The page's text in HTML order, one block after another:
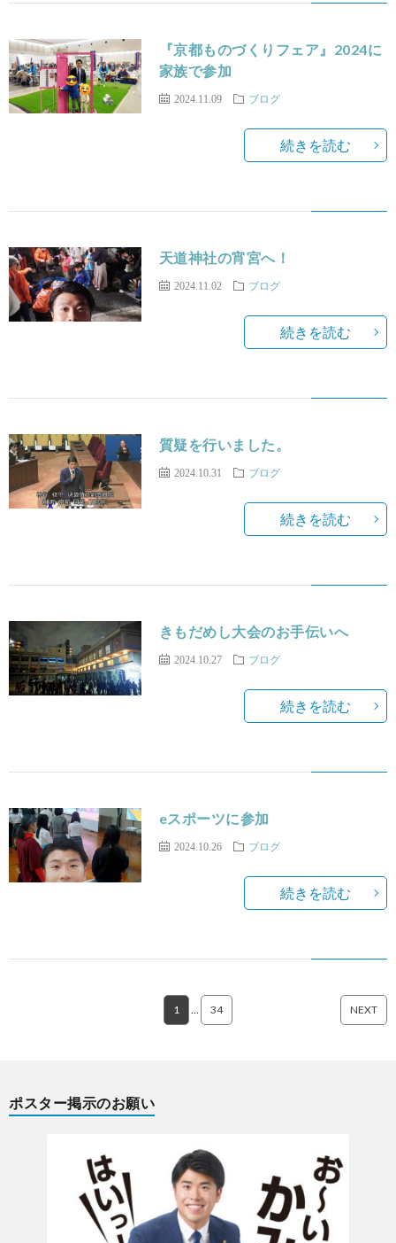
『京都ものづくりフェア』2024に
家族で参加
2024.11.09 ブログ
続きを読む
天道神社の宵宮へ！
2024.11.02 ブログ
続きを読む
質疑を行いました。
2024.10.31 ブログ
続きを読む
きもだめし大会のお手伝いへ
2024.10.27 ブログ
続きを読む
eスポーツに参加
2024.10.26 ブログ
続きを読む
1 … 34 NEXT
ポスター掲示のお願い